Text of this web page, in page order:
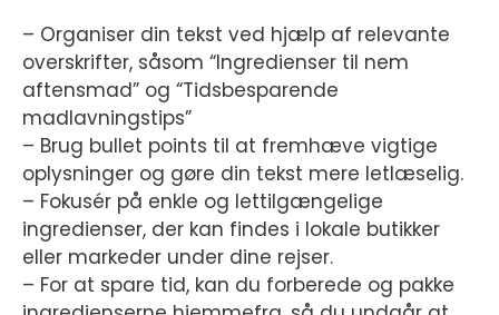
– Organiser din tekst ved hjælp af relevante
overskrifter, såsom “Ingredienser til nem
aftensmad” og “Tidsbesparende
madlavningstips”
– Brug bullet points til at fremhæve vigtige
oplysninger og gøre din tekst mere letlæselig.
– Fokusér på enkle og lettilgængelige
ingredienser, der kan findes i lokale butikker
eller markeder under dine rejser.
– For at spare tid, kan du forberede og pakke